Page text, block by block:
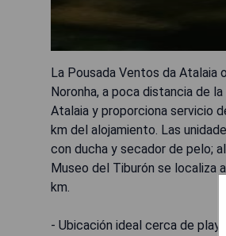
La Pousada Ventos da Atalaia
Noronha, a poca distancia de
Atalaia y proporciona servicio
km del alojamiento. Las
con ducha y secador de pelo;
Museo del Tiburón se localiza
km.
- Ubicación ideal cerca de